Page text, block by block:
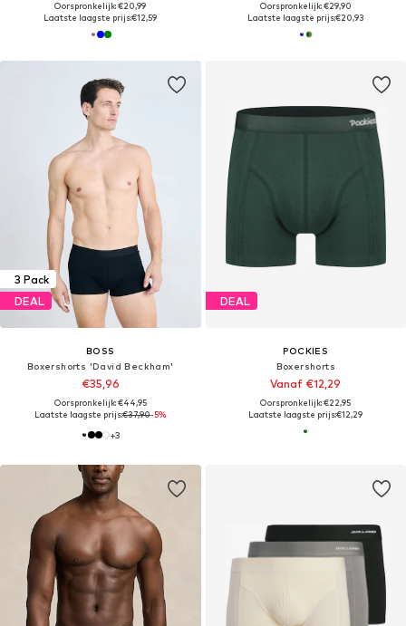
Oorspronkelijk: €20,99
Laatste laagste prijs:€12,59
Oorspronkelijk: €29,90
Laatste laagste prijs:€20,93
3 Pack
DEAL
BOSS
Boxershorts 'David Beckham'
€35,96
Oorspronkelijk: €44,95
Laatste laagste prijs:€37,90-5%
+3
DEAL
POCKIES
Boxershorts
Vanaf €12,29
Oorspronkelijk: €22,95
Laatste laagste prijs:€12,29